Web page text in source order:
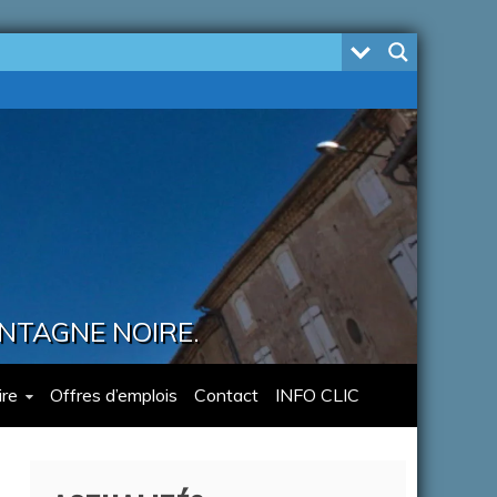
NOIRE.
Offres d’emplois Contact INFO CLIC